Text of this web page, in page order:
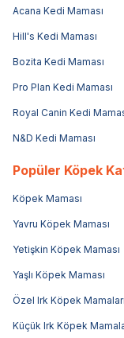
Acana Kedi Maması
Hill's Kedi Maması
Bozita Kedi Maması
Pro Plan Kedi Maması
Royal Canin Kedi
N&D Kedi Maması
Popüler Köpek
Köpek Maması
Yavru Köpek Maması
Yetişkin Köpek Maması
Yaşlı Köpek Maması
Özel Irk Köpek Mamaları
Küçük Irk Köpek